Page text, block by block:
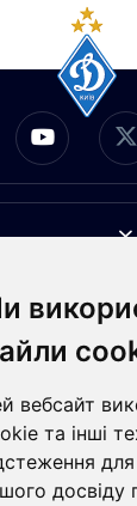
вебсайт
та інші
досвіду